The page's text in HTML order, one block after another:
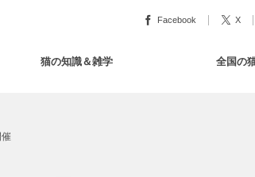
Facebook X
猫の知識＆雑学 全国の